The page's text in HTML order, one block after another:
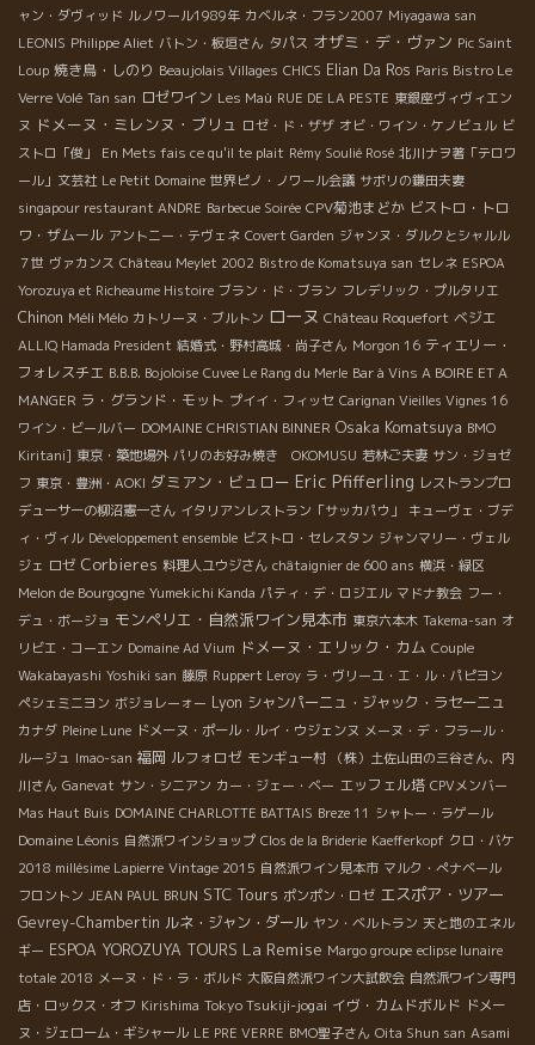
ャン・ダヴィッド ルノワール1989年 カベルネ・フラン2007 Miyagawa san
LEONIS Philippe Aliet バトン・板垣さん タパス オザミ・デ・ヴァン Pic Saint
Loup 焼き鳥・しのり Beaujolais Villages CHICS Elian Da Ros Paris Bistro Le
Verre Volé Tan san ロゼワイン Les Maù RUE DE LA PESTE 東銀座ヴィヴィエン
ヌ ドメーヌ・ミレンヌ・ブリュ ロゼ・ド・ザザ オビ・ワイン・ケノビュル ビ
ストロ「俊」
En Mets fais ce qu'il te plait Rémy Soulié Rosé 北川ナヲ著「テロワ
ール」文芸社 Le Petit Domaine 世界ピノ・ノワール会議 サボリの鎌田夫妻
singapour restaurant ANDRE Barbecue Soirée CPV菊池まどか ビストロ・トロ
ワ・ザムール アントニー・テヴェネ Covert Garden ジャンヌ・ダルクとシャルル
７世 ヴァカンス Château Meylet 2002 Bistro de Komatsuya san セレネ ESPOA
Yorozuya et Richeaume Histoire ブラン・ド・ブラン フレデリック・プルタリエ
Chinon Méli Mélo カトリーヌ・ブルトン ローヌ Château Roquefort ベジエ
ALLIQ Hamada President 結婚式・野村高城・尚子さん Morgon 16 ティエリー・
フォレスチエ B.B.B. Bojoloise Cuvee Le Rang du Merle Bar à Vins A BOIRE ET A
MANGER ラ・グランド・モット プイイ・フィッセ Carignan Vieilles Vignes 16
ワイン・ビールバー DOMAINE CHRISTIAN BINNER Osaka Komatsuya BMO
Kiritani] 東京・築地場外 パリのお好み焼き OKOMUSU 若林ご夫妻 サン・ジョゼ
フ 東京・豊洲・AOKI ダミアン・ビュロー Eric Pfifferling レストランプロ
デューサーの柳沼憲一さん イタリアンレストラン「サッカパウ」
キューヴェ・ブデ
ィ・ヴィル Développement ensemble ビストロ・セレスタン ジャンマリー・ヴェル
ジェ ロゼ Corbieres 料理人ユウジさん châtaignier de 600 ans 横浜・緑区
Melon de Bourgogne Yumekichi Kanda パティ・デ・ロジエル マドナ教会 フー・
デュ・ボージョ モンペリエ・自然派ワイン見本市 東京六本木 Takema-san オ
リビエ・コーエン Domaine Ad Vium ドメーヌ・エリック・カム Couple
Wakabayashi Yoshiki san 藤原 Ruppert Leroy ラ・ヴリーユ・エ・ル・パピヨン
ペシェミニヨン ボジョレーォー Lyon シャンパーニュ・ジャック・ラセーニュ
カナダ Pleine Lune ドメーヌ・ポール・ルイ・ウジェンヌ メーヌ・デ・フラール・
ルージュ Imao-san 福岡 ルフォロゼ モンギュー村
（株）土佐山田の三谷さん、内
川さん Ganevat サン・シニアン カー・ジェー・ベー エッフェル塔 CPVメンバー
Mas Haut Buis DOMAINE CHARLOTTE BATTAIS Breze 11 シャトー・ラゲール
Domaine Léonis 自然派ワインショップ Clos de la Briderie Kaefferkopf クロ・バケ
2018 millésime Lapierre Vintage 2015 自然派ワイン見本市 マルク・ぺナベール
フロントン JEAN PAUL BRUN STC Tours ポンポン・ロゼ エスポア・ツアー
Gevrey-Chambertin ルネ・ジャン・ダール ヤン・ベルトラン 天と地のエネル
ギー ESPOA YOROZUYA TOURS La Remise Margo groupe eclipse lunaire
totale 2018 メーヌ・ド・ラ・ボルド 大阪自然派ワイン大試飲会 自然派ワイン専門
店・ロックス・オフ Kirishima Tokyo Tsukiji-jogai イヴ・カムドボルド ドメー
ヌ・ジェローム・ギシャール LE PRE VERRE BMO聖子さん Oita Shun san Asami